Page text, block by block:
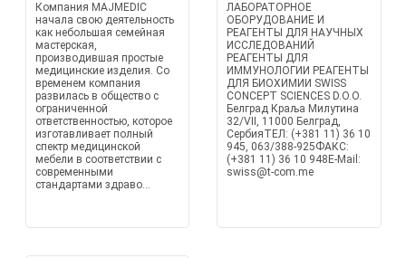
Компания MAJMEDIC
начала свою деятельность
как небольшая семейная
мастерская,
производившая простые
медицинские изделия. Со
временем компания
развилась в общество с
ограниченной
ответственностью, которое
изготавливает полный
спектр медицинской
мебели в соответствии с
современными
стандартами здраво...
ЛАБОРАТОРНОЕ
ОБОРУДОВАНИЕ И
РЕАГЕНТЫ ДЛЯ НАУЧНЫХ
ИССЛЕДОВАНИЙ
РЕАГЕНТЫ ДЛЯ
ИММУНОЛОГИИ РЕАГЕНТЫ
ДЛЯ БИОХИМИИ SWISS
CONCEPT SCIENCES D.O.O.
Белград Краља Милутина
32/VII, 11000 Белград,
СербияТЕЛ: (+381 11) 36 10
945, 063/388-925ФАКС:
(+381 11) 36 10 948E-Mail:
swiss@t-com.me